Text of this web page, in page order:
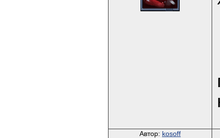
Автор: kosoff